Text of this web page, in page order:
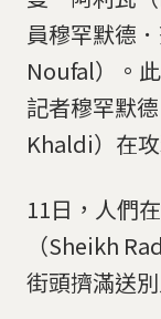
員穆罕默德
Noufal）。
記者穆罕默
Khaldi）在
11日，人們
（Sheikh
街頭擠滿送別